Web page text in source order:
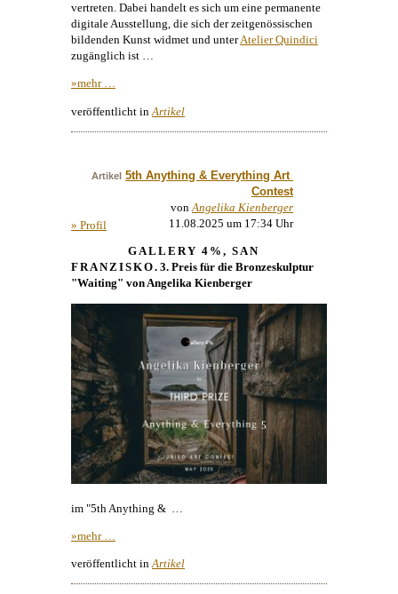
vertreten. Dabei handelt es sich um eine permanente
digitale Ausstellung, die sich der zeitgenössischen
bildenden Kunst widmet und unterAtelier Quindici
zugänglich ist …
»mehr …
veröffentlicht in Artikel
Artikel 5th Anything & Everything Art
Contest
vonAngelika Kienberger
» Profil
11.08.2025 um 17:34 Uhr
GALLERY 4%, SAN
FRANZISKO. 3. Preis für die Bronzeskulptur
"Waiting" von Angelika Kienberger
im "5th Anything & …
»mehr …
veröffentlicht inArtikel